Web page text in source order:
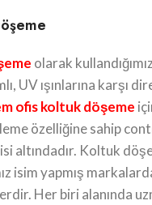
olarak
UV ışınlarına karşı
ofis koltuk döşeme
özelliğine sahip
altındadır. Koltuk
isim yapmış
Her biri alanında